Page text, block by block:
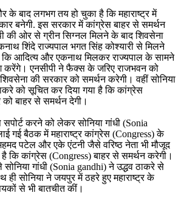
के बाद लगभग तय हो चुका है कि महाराष्ट्र में
बनेगी. इस सरकार में कांग्रेस बाहर से समर्थन
की ओर से ग्रीन सिग्नल मिलने के बाद शिवसेना
शिंदे राज्यपाल भगत सिंह कोश्यारी से मिलने
कि आदित्य और एकनाथ मिलकर राज्यपाल के सामने
करेंगे। एनसीपी ने फैक्स के जरिए राजभवन को
की सरकार को समर्थन करेगी। वहीं सोनिया
को सूचित कर दिया गया है कि कांग्रेस
बाहर से समर्थन देगी।
करने को लेकर सोनिया गांधी (Sonia
गई बैठक में महाराष्ट्र कांग्रेस (Congress) के
पटेल और एके एंटनी जैसे वरिष्ठ नेता भी मौजूद
कांग्रेस (Congress) बाहर से समर्थन करेगी।
गांधी (Sonia gandhi) ने उद्धव ठाकरे से
ही सोनिया ने जयपुर में ठहरे हुए महाराष्ट्र के
से भी बातचीत कीं।